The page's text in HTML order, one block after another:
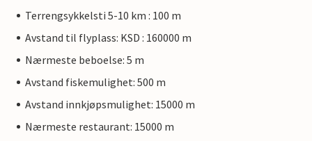
Terrengsykkelsti 5-10 km : 100 m
Avstand til flyplass: KSD : 160000 m
Nærmeste beboelse: 5 m
Avstand fiskemulighet: 500 m
Avstand innkjøpsmulighet: 15000 m
Nærmeste restaurant: 15000 m